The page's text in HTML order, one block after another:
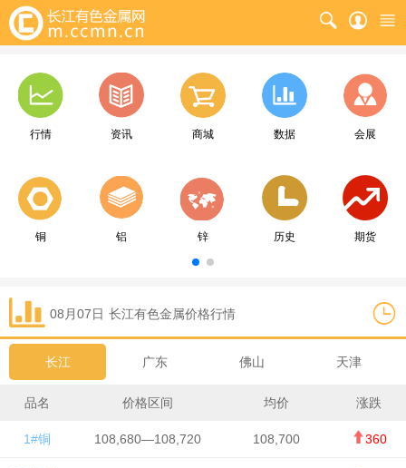
行情 资讯 商城 数据 会展
铜 铝 锌 历史 期货
08月07日 长江有色金属价格行情
长江 广东 佛山 天津
品名 价格区间 均价 涨跌
1#铜 108,680—108,720 108,700 360